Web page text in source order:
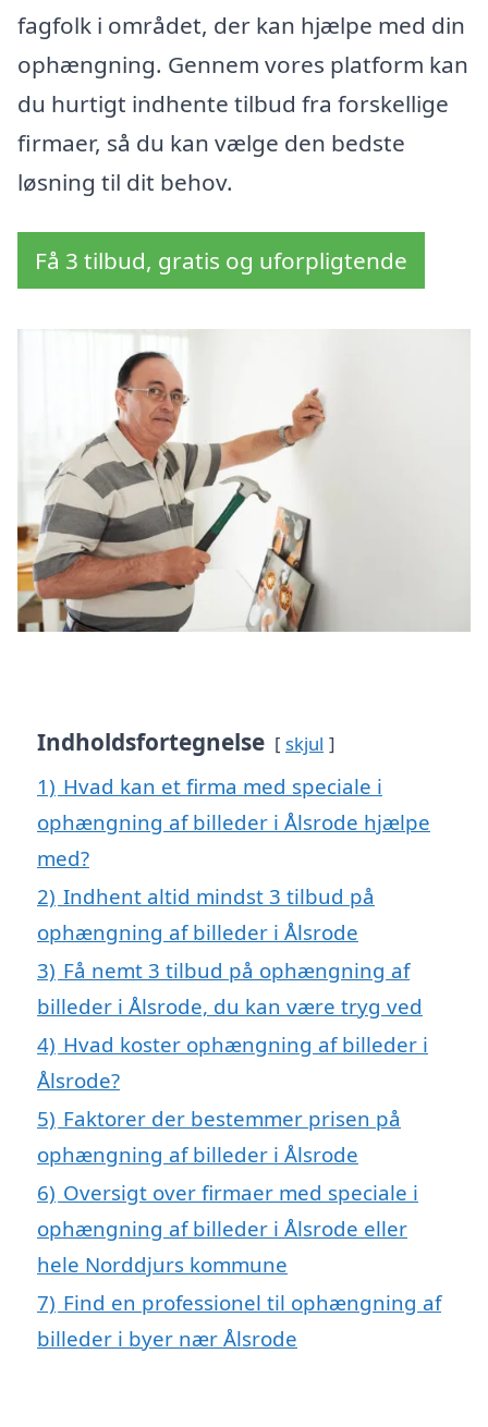
fagfolk i området, der kan hjælpe med din
ophængning. Gennem vores platform kan
du hurtigt indhente tilbud fra forskellige
firmaer, så du kan vælge den bedste
løsning til dit behov.
Få 3 tilbud, gratis og uforpligtende
Indholdsfortegnelse skjul
1) Hvad kan et firma med speciale i
ophængning af billeder i Ålsrode hjælpe
med?
2) Indhent altid mindst 3 tilbud på
ophængning af billeder i Ålsrode
3) Få nemt 3 tilbud på ophængning af
billeder i Ålsrode, du kan være tryg ved
4) Hvad koster ophængning af billeder i
Ålsrode?
5) Faktorer der bestemmer prisen på
ophængning af billeder i Ålsrode
6) Oversigt over firmaer med speciale i
ophængning af billeder i Ålsrode eller
hele Norddjurs kommune
7) Find en professionel til ophængning af
billeder i byer nær Ålsrode